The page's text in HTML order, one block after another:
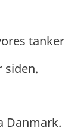
siden.
Danmark.